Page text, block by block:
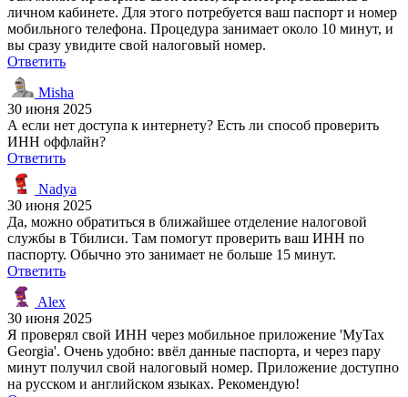
личном кабинете. Для этого потребуется ваш паспорт и номер
мобильного телефона. Процедура занимает около 10 минут, и
вы сразу увидите свой налоговый номер.
Ответить
Misha
30 июня 2025
А если нет доступа к интернету? Есть ли способ проверить
ИНН оффлайн?
Ответить
Nadya
30 июня 2025
Да, можно обратиться в ближайшее отделение налоговой
службы в Тбилиси. Там помогут проверить ваш ИНН по
паспорту. Обычно это занимает не больше 15 минут.
Ответить
Alex
30 июня 2025
Я проверял свой ИНН через мобильное приложение 'MyTax
Georgia'. Очень удобно: ввёл данные паспорта, и через пару
минут получил свой налоговый номер. Приложение доступно
на русском и английском языках. Рекомендую!